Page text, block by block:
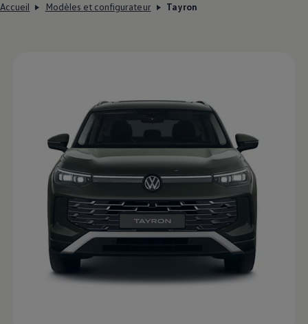
Accueil Modèles et configurateur Tayron